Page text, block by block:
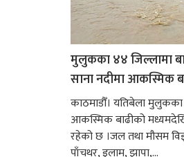
मुलुकका ४४ जिल्लामा
साना नदीमा आकस्मिक
काठमाडौँ। यतिबेला
आकस्मिक बाढीको
रहेको छ ।जल तथा मौसम
पाँचथर, इलाम, झापा,...